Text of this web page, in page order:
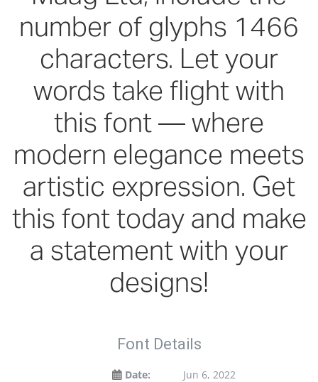
number of glyphs 1466
characters. Let your
words take flight with
this font — where
modern elegance meets
artistic expression. Get
this font today and make
a statement with your
designs!
Font Details
Date:
Jun 6, 2022